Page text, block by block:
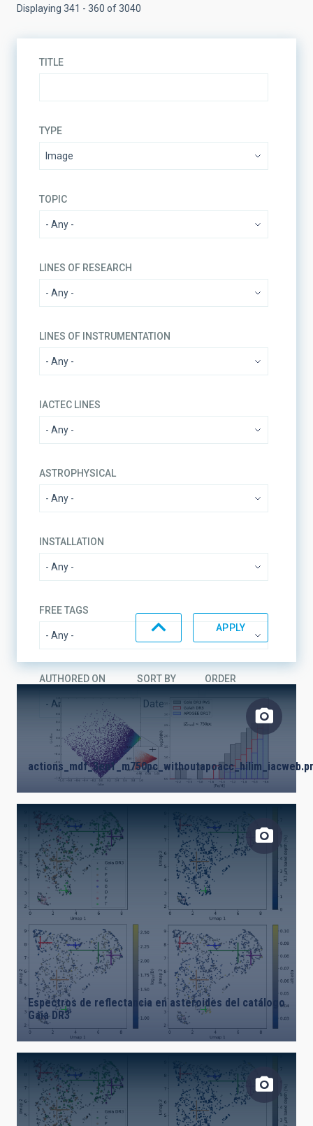
Displaying 341 - 360 of 3040
TITLE
TYPE
TOPIC
LINES OF RESEARCH
LINES OF INSTRUMENTATION
IACTEC LINES
ASTROPHYSICAL
INSTALLATION
FREE TAGS
AUTHORED ON SORT BY ORDER
Espectros de reflectancia en asteroides del catálogo
Gaia DR3